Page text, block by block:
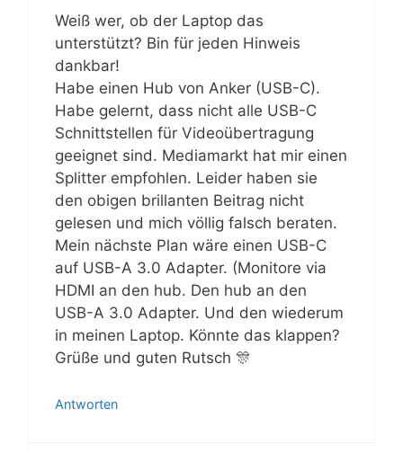
Weiß wer, ob der Laptop das
unterstützt? Bin für jeden Hinweis
dankbar!
Habe einen Hub von Anker (USB-C).
Habe gelernt, dass nicht alle USB-C
Schnittstellen für Videoübertragung
geeignet sind. Mediamarkt hat mir einen
Splitter empfohlen. Leider haben sie
den obigen brillanten Beitrag nicht
gelesen und mich völlig falsch beraten.
Mein nächste Plan wäre einen USB-C
auf USB-A 3.0 Adapter. (Monitore via
HDMI an den hub. Den hub an den
USB-A 3.0 Adapter. Und den wiederum
in meinen Laptop. Könnte das klappen?
Grüße und guten Rutsch 🎊
Antworten